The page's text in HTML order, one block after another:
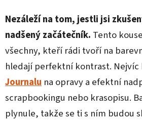
Nezáleží na tom, jestli jsi
nadšený začátečník. Tento
všechny, kteří rádi tvoří na
hledají perfektní kontrast. Nejvíc
Journalu na opravy a efektní
scrapbookingu nebo krasopisu.
plynule, takže se ti s ním budou